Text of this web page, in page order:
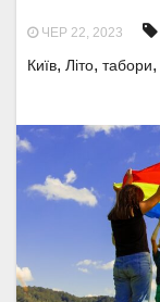
ЧЕР 22, 2023
Київ, Літо, табори,